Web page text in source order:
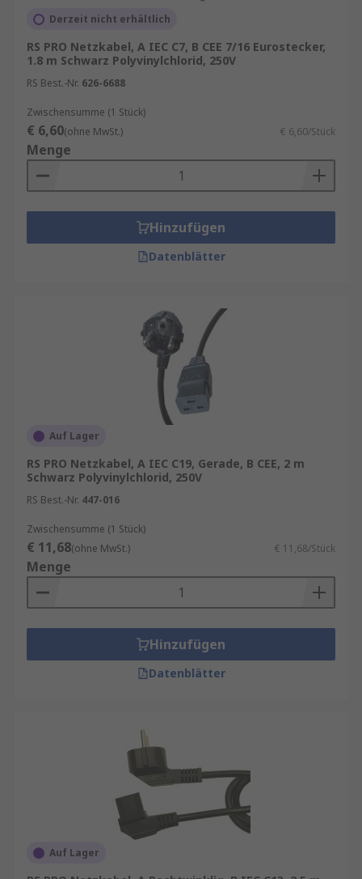
Derzeit nicht erhältlich
RS PRO Netzkabel, A IEC C7, B CEE 7/16 Eurostecker,
1.8 m Schwarz Polyvinylchlorid, 250V
RS Best.-Nr. 626-6688
Zwischensumme (1 Stück)
€ 6,60(ohne MwSt.) € 6,60/Stück
Menge
Hinzufügen
Datenblätter
Auf Lager
RS PRO Netzkabel, A IEC C19, Gerade, B CEE, 2 m
Schwarz Polyvinylchlorid, 250V
RS Best.-Nr. 447-016
Zwischensumme (1 Stück)
€ 11,68(ohne MwSt.) € 11,68/Stück
Menge
Hinzufügen
Datenblätter
Auf Lager